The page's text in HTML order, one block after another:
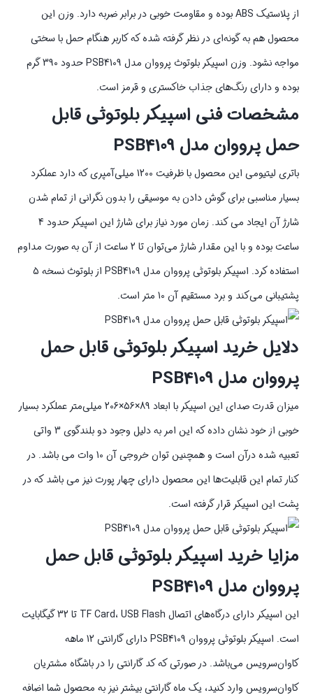
از پلاستیک ABS بوده و مقاومت خوبی در برابر ضربه دارد. وزن این
محصول هم به گونه‌ای در نظر گرفته شده که کاربر هنگام حمل با سختی
مواجه نشود. وزن اسپیکر بلوتوث پرووان مدل PSB4109 حدود 390 گرم
بوده و دارای رنگ‌های جذاب خاکستری و قرمز است.
مشخصات فنی اسپیکر بلوتوثی قابل
حمل پرووان مدل PSB4109
باتری لیتیومی این محصول با ظرفیت 1200 میلی‌آمپری که دارد عملکرد
بسیار مناسبی برای گوش دادن به موسیقی را بدون نگرانی از تمام شدن
شارژ آن ایجاد می کند. زمان مورد نیاز برای شارژ این اسپیکر حدود 4
ساعت بوده و با این مقدار شارژ می‌توان تا 2 ساعت از آن به صورت مداوم
استفاده کرد. اسپیکر بلوتوثی پرووان مدل PSB4109 از بلوتوث نسخه 5
پشتیبانی می‌کند و برد مستقیم آن 10 متر است.
دلایل خرید اسپیکر بلوتوثی قابل حمل
پرووان مدل PSB4109
میزان قدرت صدای این اسپیکر با ابعاد 89×56×206 میلی‌متر عملکرد بسیار
خوبی از خود نشان داده که این امر به دلیل وجود دو بلندگوی 3 واتی
تعبیه‌ شده درآن است و همچنین توان خروجی آن 10 وات می باشد. در
کنار تمام این قابلیت‌ها این محصول دارای چهار پورت نیز می باشد که در
پشت این اسپیکر قرار گرفته است.
مزایا خرید اسپیکر بلوتوثی قابل حمل
پرووان مدل PSB4109
این اسپیکر دارای درگاه‌های اتصال TF Card، USB Flash تا 32 گیگابایت
است. اسپیکر بلوتوثی پرووان PSB4109 دارای گارانتی 12 ماهه
کاوان‌سرویس می‌باشد. در صورتی که کد گارانتی را در باشگاه مشتریان
کاوان‌سرویس وارد کنید، یک ماه گارانتی بیشتر نیز به محصول شما اضافه